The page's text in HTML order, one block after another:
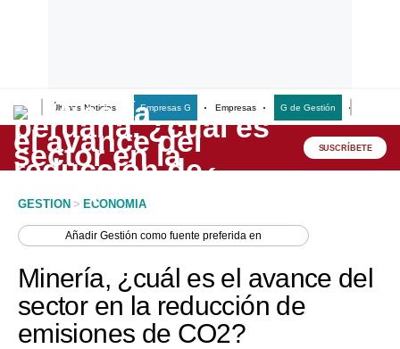
Últimas Noticias Empresas G Empresas G de Gestión
Lo último
Peru Quiosco
Economía
Mercados
SUSCRÍBETE
GESTION > ECONOMIA
AñadirGestión como fuente preferida en
Minería, ¿cuál es el avance del
sector en la reducción de
emisiones de CO2?